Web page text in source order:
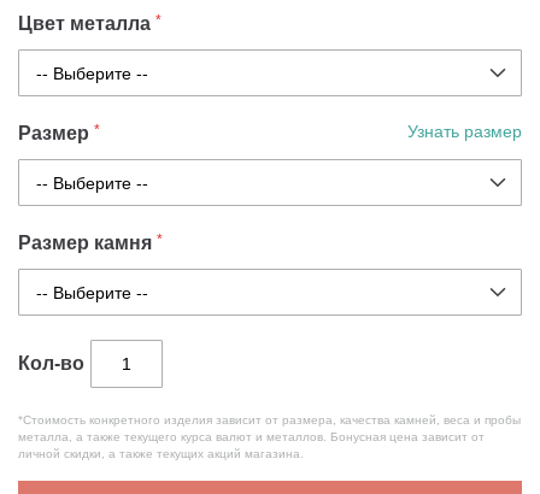
Цвет металла
Размер Узнать размер
Размер камня
Кол-во
*Стоимость конкретного изделия зависит от размера, качества камней, веса и пробы
металла, а также текущего курса валют и металлов. Бонусная цена зависит от
личной скидки, а также текущих акций магазина.